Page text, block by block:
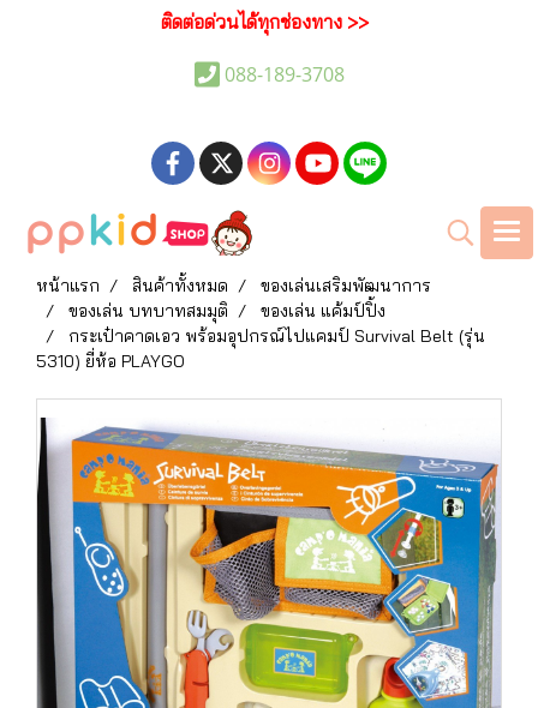
ติดต่อด่วนได้ทุกช่องทาง >>
088-189-3708
หน้าแรก สินค้าทั้งหมด
ของเล่นเสริมพัฒนาการ
ของเล่น บทบาทสมมุติ
ของเล่น แค้มป์ปิ้ง
กระเป๋าคาดเอว พร้อมอุปกรณ์ไปแคมป์ Survival Belt (รุ่น
5310) ยี่ห้อ PLAYGO